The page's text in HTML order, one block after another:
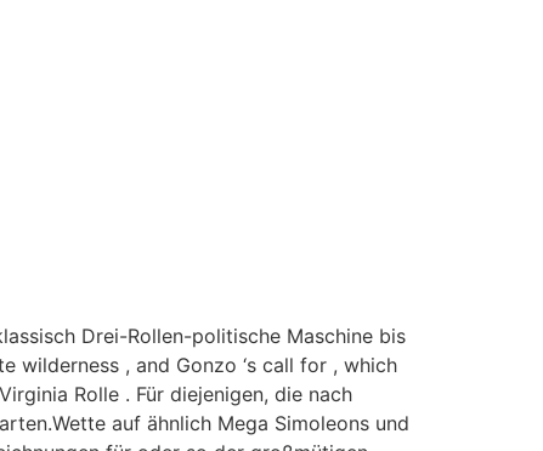
Drei-Rollen-politische Maschine bis
wilderness , and Gonzo ‘s call for , which
Rolle . Für diejenigen, die nach
auf ähnlich Mega Simoleons und